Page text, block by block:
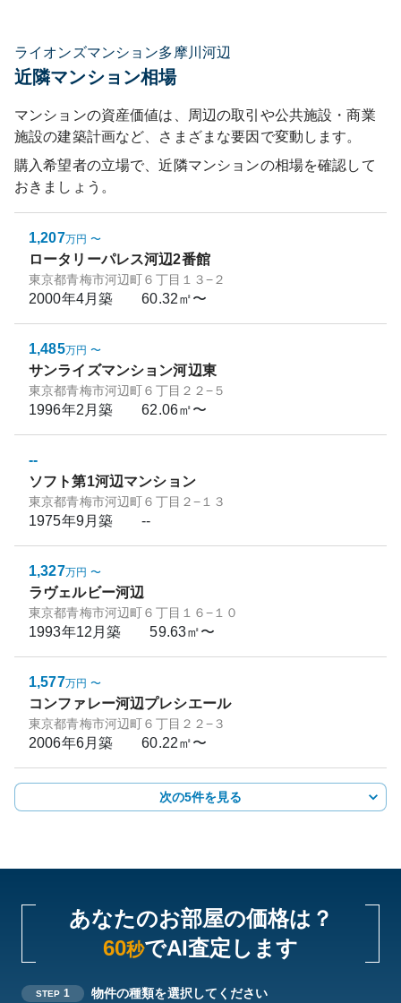
ライオンズマンション多摩川河辺
近隣マンション相場
マンションの資産価値は、周辺の取引や公共施設・商業
施設の建築計画など、さまざまな要因で変動します。
購入希望者の立場で、近隣マンションの相場を確認して
おきましょう。
1,207万円 〜
ロータリーパレス河辺2番館
東京都青梅市河辺町６丁目１３−２
2000年4月築 60.32㎡〜
1,485万円 〜
サンライズマンション河辺東
東京都青梅市河辺町６丁目２２−５
1996年2月築 62.06㎡〜
--
ソフト第1河辺マンション
東京都青梅市河辺町６丁目２−１３
1975年9月築 --
1,327万円 〜
ラヴェルビー河辺
東京都青梅市河辺町６丁目１６−１０
1993年12月築 59.63㎡〜
1,577万円 〜
コンファレー河辺プレシエール
東京都青梅市河辺町６丁目２２−３
2006年6月築 60.22㎡〜
次の5件を見る
あなたのお部屋の価格は？
60秒でAI査定します
STEP 1 物件の種類を選択してください